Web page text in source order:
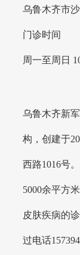
乌鲁木齐市
门诊时间
周一至周日
乌鲁木齐新
构，创建于
西路1016号
5000余平方
皮肤疾病的
过电话